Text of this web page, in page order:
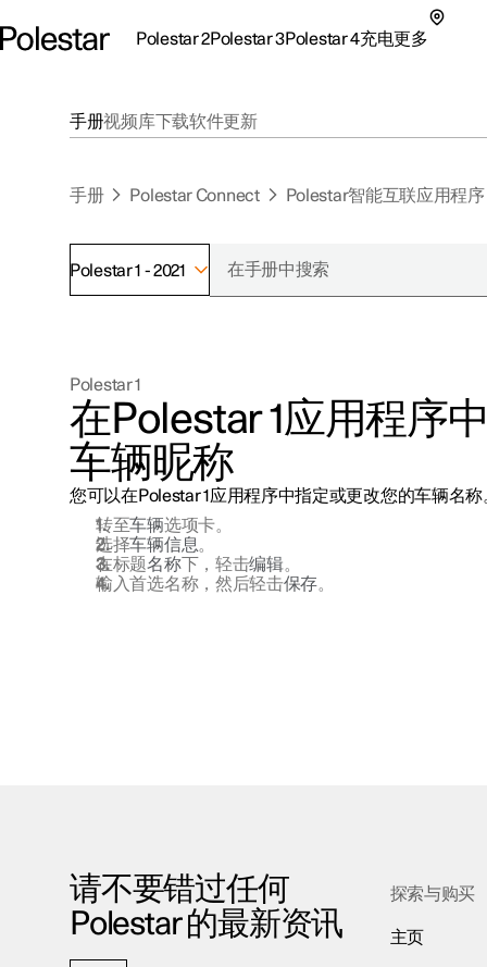
Polestar 2Polestar 3Polestar 4充电更多
联系我们
极星官方二手车
探索Polestar 3
联系我们
公共充电
家庭充电
车主服务
新闻
注册新闻
手册视频库下载软件更新
手册 Polestar Connect Polestar智能互联应用程序
Polestar 1 - 2021
Polestar 1
在Polestar 1 应用程序
车辆昵称
您可以在 Polestar 1 应用程序中指定或更改您的车辆名称
转至车辆选项卡。
选择车辆信息。
在标题名称下，轻击编辑。
输入首选名称，然后轻击保存。
请不要错过任何
Polestar 的最新资讯
探索与购买
主页